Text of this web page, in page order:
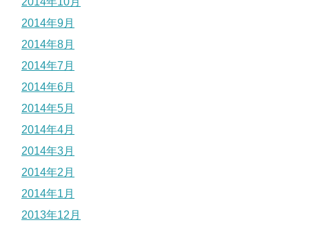
2014年9月
2014年8月
2014年7月
2014年6月
2014年5月
2014年4月
2014年3月
2014年2月
2014年1月
2013年12月